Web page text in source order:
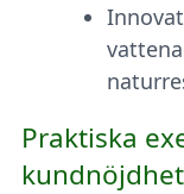
Praktiska